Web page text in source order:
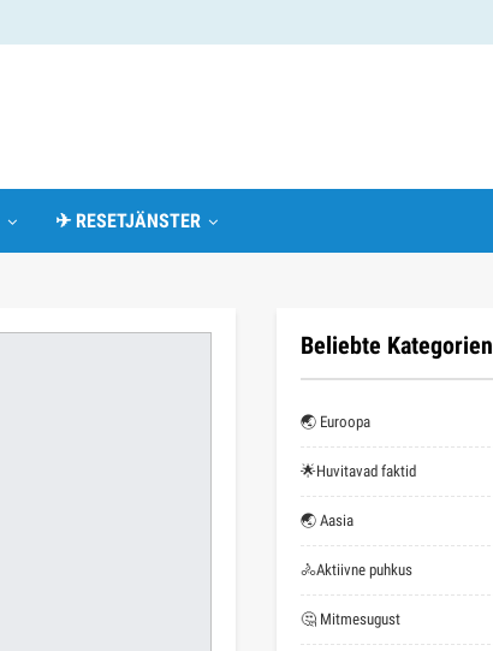
✈ RESETJÄNSTER
Beliebte Kategorien
🌏 Euroopa
🌟Huvitavad faktid
🌏 Aasia
🚴Aktiivne puhkus
🤔 Mitmesugust